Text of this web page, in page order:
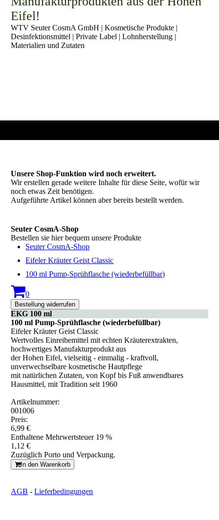
Eifel!
WTV Seuter CosmA GmbH | Kosmetische Produkte |
Desinfektionsmittel | Private Label | Lohnherstellung |
Materialien und Zutaten
Unsere Shop-Funktion wird noch erweitert.
Wir erstellen gerade weitere Inhalte für diese Seite, wofür wir
noch etwas Zeit benötigen.
Aufgeführte Artikel können aber bereits bestellt werden.
Seuter CosmA-Shop
Bestellen sie hier bequem unsere Produkte
Seuter CosmA-Shop
Eifeler Kräuter Geist Classic
100 ml Pump-Sprühflasche (wiederbefüllbar)
0
Bestellung widerrufen
EKG 100 ml
100 ml Pump-Sprühflasche (wiederbefüllbar)
Eifeler Kräuter Geist Classic
Wertvolles Einreibemittel mit echten Kräuterextrakten,
hochwertiges Manufakturprodukt aus
der Hohen Eifel, vielseitig - einmalig - kraftvoll,
unverwechselbare kosmetische Hautpflege
mit natürlichen Zutaten, von Kopf bis Fuß anwendbares
Hausmittel, mit Tradition seit 1960
Artikelnummer:
001006
Preis:
6,99 €
Enthaltene Mehrwertsteuer 19 %
1,12 €
Zuzüglich Porto und Verpackung.
In den Warenkorb
AGB -Lieferbedingungen